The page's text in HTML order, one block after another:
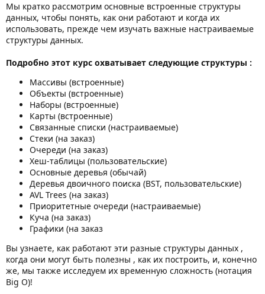
Мы кратко рассмотрим основные встроенные структуры
данных, чтобы понять, как они работают и когда их
использовать, прежде чем изучать важные настраиваемые
структуры данных.
Подробно этот курс охватывает следующие структуры :
Массивы (встроенные)
Объекты (встроенные)
Наборы (встроенные)
Карты (встроенные)
Связанные списки (настраиваемые)
Стеки (на заказ)
Очереди (на заказ)
Хеш-таблицы (пользовательские)
Основные деревья (обычай)
Деревья двоичного поиска (BST, пользовательские)
AVL Trees (на заказ)
Приоритетные очереди (настраиваемые)
Куча (на заказ)
Графики (на заказ
Вы узнаете, как работают эти разные структуры данных ,
когда они могут быть полезны , как их построить, и, конечно
же, мы также исследуем их временную сложность (нотация
Big O)!